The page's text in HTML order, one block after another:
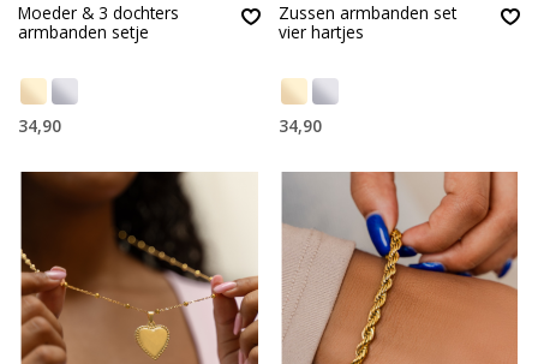
Moeder & 3 dochters
armbanden setje
34,90
Zussen armbanden set
vier hartjes
34,90